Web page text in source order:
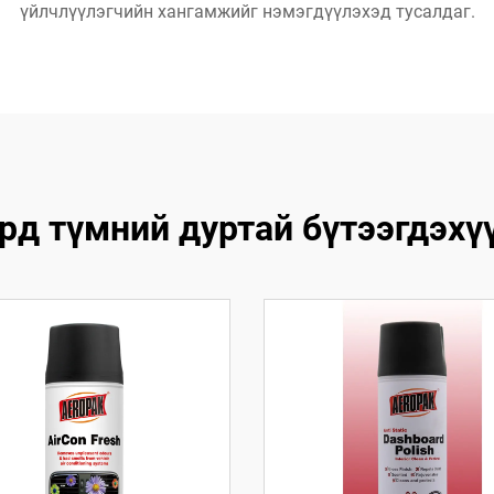
үйлчлүүлэгчийн хангамжийг нэмэгдүүлэхэд тусалдаг.
түмний дуртай